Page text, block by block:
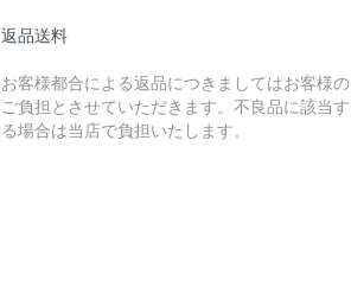
返品送料
お客様都合による返品につきましてはお客様の
ご負担とさせていただきます。不良品に該当す
る場合は当店で負担いたします。